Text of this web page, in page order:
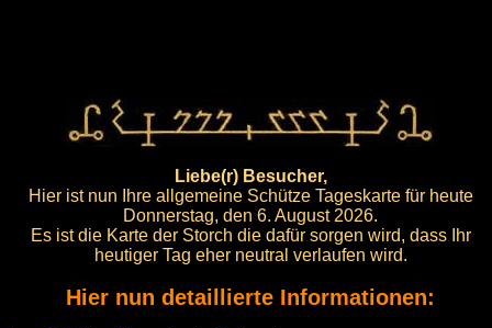
Liebe(r) Besucher,
Hier ist nun Ihre allgemeine Schütze Tageskarte für heute
Donnerstag, den 6. August 2026.
Es ist die Karte der Storch die dafür sorgen wird, dass Ihr
heutiger Tag eher neutral verlaufen wird.
Hier nun detaillierte Informationen: